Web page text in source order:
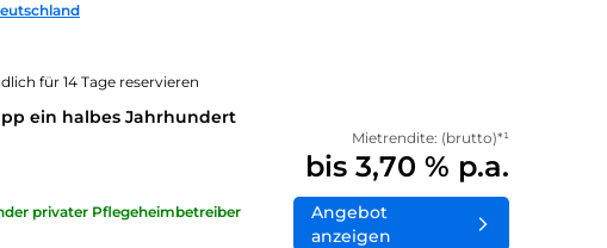
für 14 Tage reservieren
ein halbes Jahrhundert
privater Pflegeheimbetreiber
Mietrendite: (brutto)*¹
bis 3,70 % p.a.
Angebot
anzeigen